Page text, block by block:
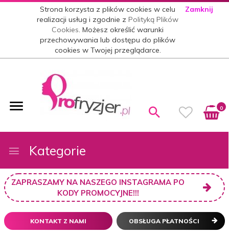
Strona korzysta z plików cookies w celu
realizacji usług i zgodnie zPolityką Plików
Cookies. Możesz określić warunki
przechowywania lub dostępu do plików
cookies w Twojej przeglądarce.
Zamknij
0
Kategorie
ZAPRASZAMY NA NASZEGO INSTAGRAMA PO
KODY PROMOCYJNE!!!
KONTAKT Z NAMI OBSŁUGA PŁATNOŚCI